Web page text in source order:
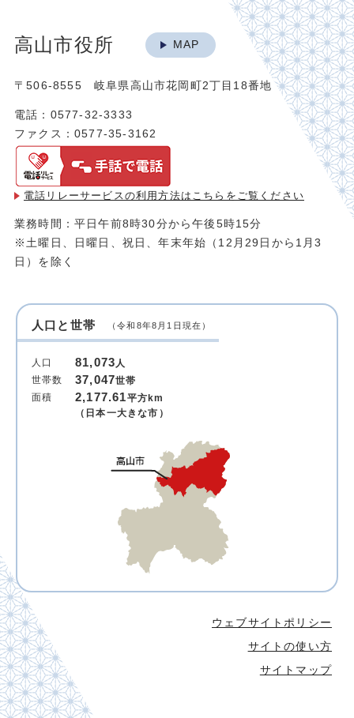
高山市役所 MAP
〒506-8555 岐阜県高山市花岡町2丁目18番地
電話：0577-32-3333
ファクス：0577-35-3162
電話リレーサービスの利用方法は こちらをご覧ください
業務時間：平日午前8時30分から午後5時15分
※土曜日、日曜日、祝日、年末年始（12月29日から1月3
日）を除く
人口と世帯 （令和8年8月1日現在）
人口 81,073人
世帯数
37,047世帯
面積
2,177.61平方km
（日本一大きな市）
ウェブサイトポリシー
サイトの使い方
サイトマップ